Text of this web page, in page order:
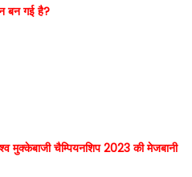
बन गई है?
मुक्केबाजी चैम्पियनशिप 2023 की मेजबानी